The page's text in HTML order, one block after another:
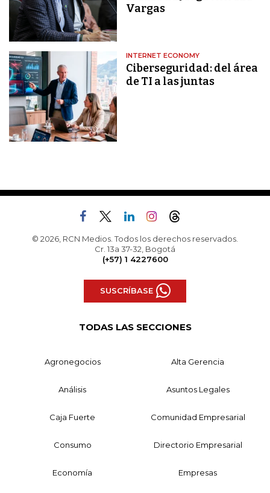
Vargas
INTERNET ECONOMY
Ciberseguridad: del área
de TI a las juntas
© 2026, RCN Medios. Todos los derechos reservados.
Cr. 13a 37-32, Bogotá
(+57) 1 4227600
SUSCRÍBASE
TODAS LAS SECCIONES
Agronegocios Alta Gerencia
Análisis Asuntos Legales
Caja Fuerte Comunidad Empresarial
Consumo Directorio Empresarial
Economía Empresas